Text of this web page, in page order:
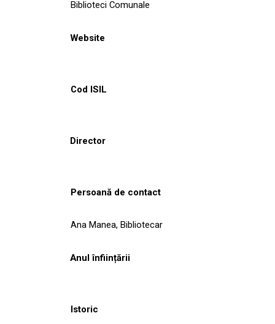
Biblioteci Comunale
Website
Cod ISIL
Director
Persoană de contact
Ana Manea, Bibliotecar
Anul înființării
Istoric